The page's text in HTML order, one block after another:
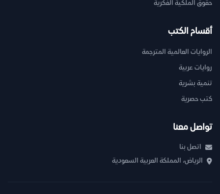
حقوق الملكية الفكرية
أقسام الكتب
الروايات العالمية المترجمة
روايات عربية
تنمية بشرية
كتب حصرية
تواصل معنا
اتصل بنا
الرياض، المملكة العربية السعودية